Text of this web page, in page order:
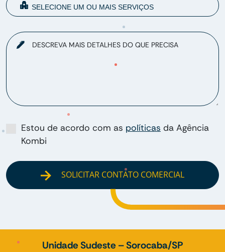
DESCREVA MAIS DETALHES DO QUE PRECISA
Estou de acordo com as políticas da Agência
Kombi
SOLICITAR CONTATO COMERCIAL
Unidade Sudeste – Sorocaba/SP